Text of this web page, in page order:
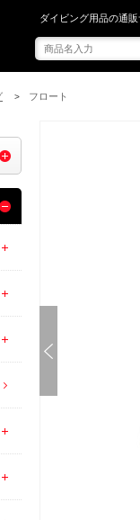
mic21で[ MURAKAMI
ダイビング用品の通販
> フロート